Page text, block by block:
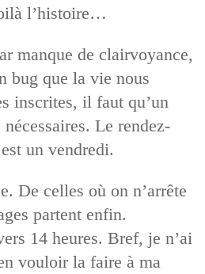
l’histoire…
manque de clairvoyance,
bug que la vie nous
inscrites, il faut qu’un
Le rendez-
un vendredi.
De celles où on n’arrête
partent enfin.
14 heures. Bref, je n’ai
vouloir la faire à ma